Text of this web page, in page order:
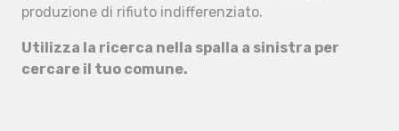
produzione di rifiuto indifferenziato.
Utilizza la ricerca nella spalla a sinistra per
cercare il tuo comune.